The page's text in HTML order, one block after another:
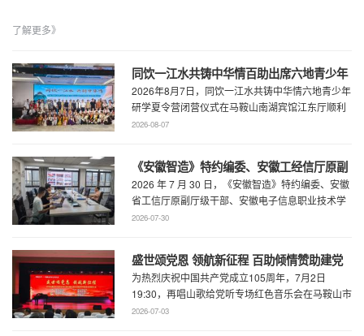
了解更多》
同饮一江水共铸中华情百助出席六地青少年
研学夏令营闭营仪式
2026年8月7日，同饮一江水共铸中华情六地青少年
研学夏令营闭营仪式在马鞍山南湖宾馆江东厅顺利
举办，百助CEO、马鞍山市新联会会长程 ...
2026-08-07
《安徽智造》特约编委、安徽工经信厅原副
厅级干部、安徽电子信息职业技术学院原党
委书记石象斌莅临百助考察交流
2026 年 7 月 30 日，《安徽智造》特约编委、安徽
省工信厅原副厅级干部、安徽电子信息职业技术学
院原党委书记石象斌莅临百助考 ...
2026-07-30
盛世颂党恩 领航新征程 百助倾情赞助建党
105周年文艺展演
为热烈庆祝中国共产党成立105周年，7月2日
19:30，再唱山歌给党听专场红色音乐会在马鞍山市
工人文化宫职工剧场精彩上演。本场音乐会由 ...
2026-07-03